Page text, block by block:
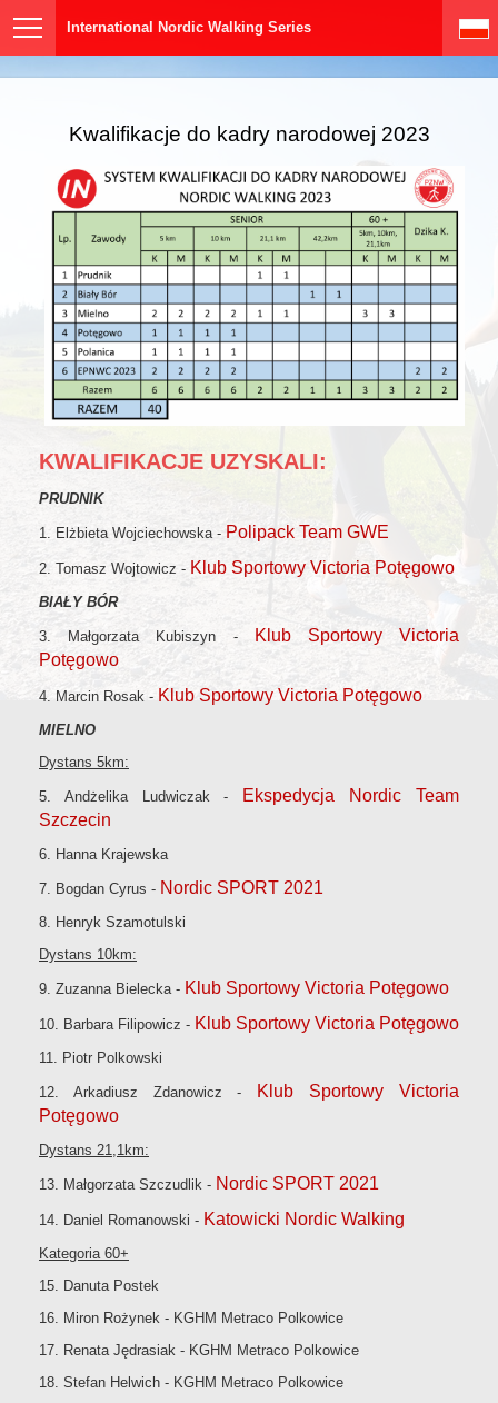
International Nordic Walking Series
Kwalifikacje do kadry narodowej 2023
KWALIFIKACJE UZYSKALI:
PRUDNIK
1. Elżbieta Wojciechowska - Polipack Team GWE
2. Tomasz Wojtowicz - Klub Sportowy Victoria Potęgowo
BIAŁY BÓR
3. Małgorzata Kubiszyn -
Klub Sportowy Victoria
Potęgowo
4. Marcin Rosak - Klub Sportowy Victoria Potęgowo
MIELNO
Dystans 5km:
5. Andżelika Ludwiczak -
Ekspedycja Nordic Team
Szczecin
6. Hanna Krajewska
7. Bogdan Cyrus - Nordic SPORT 2021
8. Henryk Szamotulski
Dystans 10km:
9. Zuzanna Bielecka - Klub Sportowy Victoria Potęgowo
10. Barbara Filipowicz - Klub Sportowy Victoria Potęgowo
11. Piotr Polkowski
12. Arkadiusz Zdanowicz -
Klub Sportowy Victoria
Potęgowo
Dystans 21,1km:
13. Małgorzata Szczudlik - Nordic SPORT 2021
14. Daniel Romanowski - Katowicki Nordic Walking
Kategoria 60+
15. Danuta Postek
16. Miron Rożynek - KGHM Metraco Polkowice
17. Renata Jędrasiak - KGHM Metraco Polkowice
18. Stefan Helwich - KGHM Metraco Polkowice